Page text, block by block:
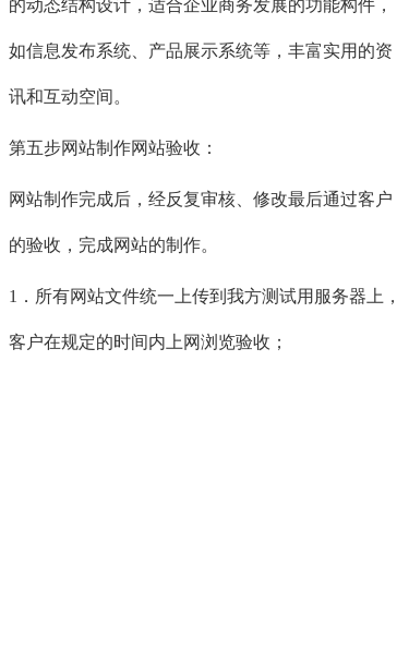
的动态结构设计，适合企业商务发展的功能构件，
如信息发布系统、产品展示系统等，丰富实用的资
讯和互动空间。
第五步网站制作网站验收：
网站制作完成后，经反复审核、修改最后通过客户
的验收，完成网站的制作。
1．所有网站文件统一上传到我方测试用服务器上，
客户在规定的时间内上网浏览验收；